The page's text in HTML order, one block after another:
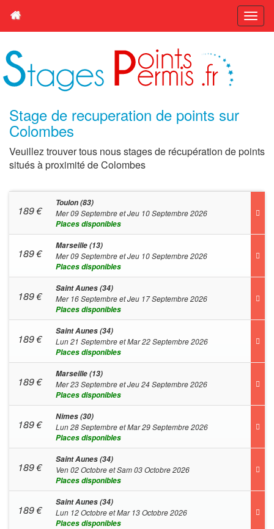
Stage de recuperation de points sur
Colombes
Veuillez trouver tous nous stages de récupération de points
situés à proximité de Colombes
189€
Toulon (83)
Mer 09 Septembre et Jeu 10 Septembre 2026
Places disponibles
189€
Marseille (13)
Mer 09 Septembre et Jeu 10 Septembre 2026
Places disponibles
189€
Saint Aunes (34)
Mer 16 Septembre et Jeu 17 Septembre 2026
Places disponibles
189€
Saint Aunes (34)
Lun 21 Septembre et Mar 22 Septembre 2026
Places disponibles
189€
Marseille (13)
Mer 23 Septembre et Jeu 24 Septembre 2026
Places disponibles
189€
Nimes (30)
Lun 28 Septembre et Mar 29 Septembre 2026
Places disponibles
189€
Saint Aunes (34)
Ven 02 Octobre et Sam 03 Octobre 2026
Places disponibles
189€
Saint Aunes (34)
Lun 12 Octobre et Mar 13 Octobre 2026
Places disponibles